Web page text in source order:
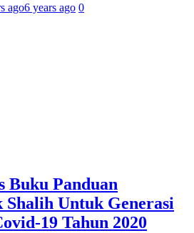
ago6 years ago 0
Buku Panduan
Shalih Untuk Generasi
19 Tahun 2020